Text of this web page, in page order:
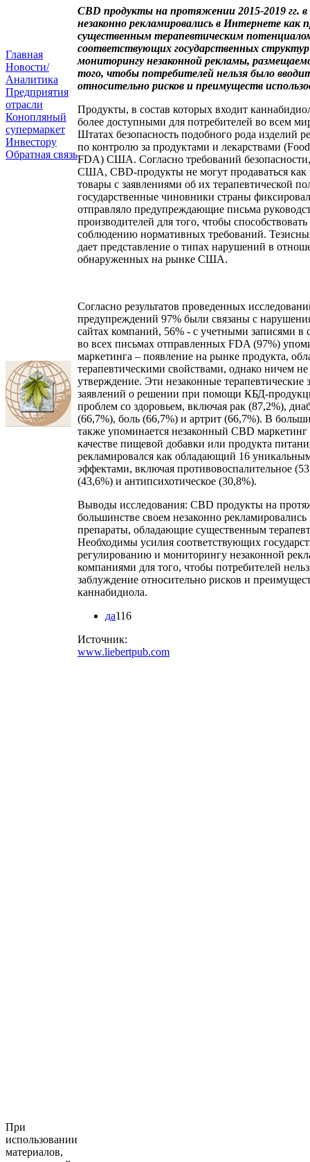
Главная
Новости/
Аналитика
Предприятия
отрасли
Конопляный
супермаркет
Инвестору
Обратная связь
CBD продукты на протяжении 2015-2019 гг.
незаконно рекламировались в Интернете
существенным терапевтическим
соответствующих государственных
мониторингу незаконной рекламы,
того, чтобы потребителей нельзя было
относительно рисков и преимуществ
Продукты, в состав которых входит
более доступными для потребителей во всем
Штатах безопасность подобного рода изделий
по контролю за продуктами и лекарствами
FDA) США. Согласно требований
США, CBD-продукты не могут продаваться
товары с заявлениями об их терапевтической
государственные чиновники страны
отправляло предупреждающие письма
производителей для того, чтобы
соблюдению нормативных требований.
дает представление о типах нарушений в
обнаруженных на рынке США.
Согласно результатов проведенных
предупреждений 97% были связаны с
сайтах компаний, 56% - с учетными записями в
во всех письмах отправленных FDA (97%)
маркетинга – появление на рынке продукта,
терапевтическими свойствами, однако ничем
утверждение. Эти незаконные терапевтические
заявлений о решении при помощи КБД-
проблем со здоровьем, включая рак (87,2%),
(66,7%), боль (66,7%) и артрит (66,7%). В
также упоминается незаконный CBD
качестве пищевой добавки или продукта
рекламировался как обладающий 16
эффектами, включая противовоспалительное
(43,6%) и антипсихотическое (30,8%).
Выводы исследования: CBD продукты на
большинстве своем незаконно
препараты, обладающие существенным
Необходимы усилия соответствующих
регулированию и мониторингу незаконной
компаниями для того, чтобы потребителей
заблуждение относительно рисков и
каннабидиола.
да116
Источник:
www.liebertpub.com
При
использовании
материалов,